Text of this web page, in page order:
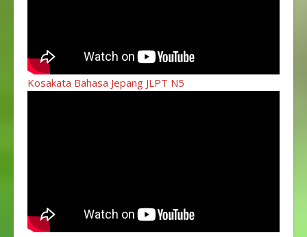
Kosakata Bahasa Jepang JLPT N5